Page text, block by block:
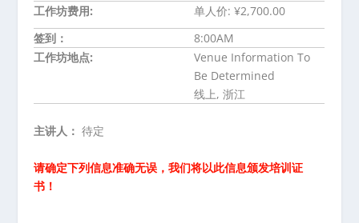
工作坊费用:
单人价: ¥2,700.00
签到：
8:00AM
工作坊地点:
Venue Information To
Be Determined
线上, 浙江
主讲人： 待定
请确定下列信息准确无误，我们将以此信息颁发培训证
书！